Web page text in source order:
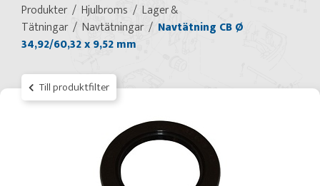
Produkter Hjulbroms
Lager &
Tätningar
Navtätningar
Navtätning CB Ø
34,92/60,32 x 9,52 mm
Till produktfilter